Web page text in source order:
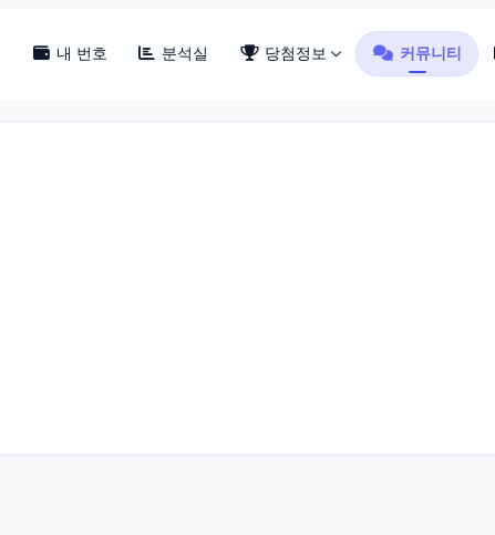
내 번호 분석실 당첨정보 커뮤니티